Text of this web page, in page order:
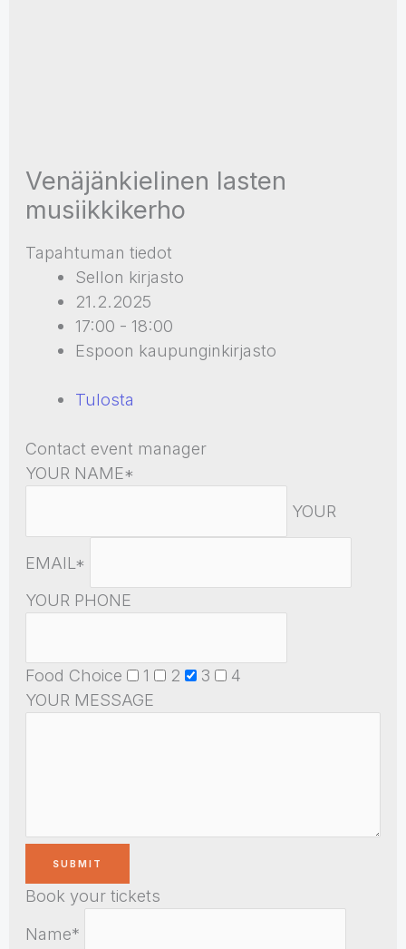
Venäjänkielinen lasten
musiikkikerho
Tapahtuman tiedot
Sellon kirjasto
21.2.2025
17:00 - 18:00
Espoon kaupunginkirjasto
Tulosta
Contact event manager
YOUR NAME*
YOUR
EMAIL*
YOUR PHONE
Food Choice 1 2 3
4
YOUR MESSAGE
Book your tickets
Name*